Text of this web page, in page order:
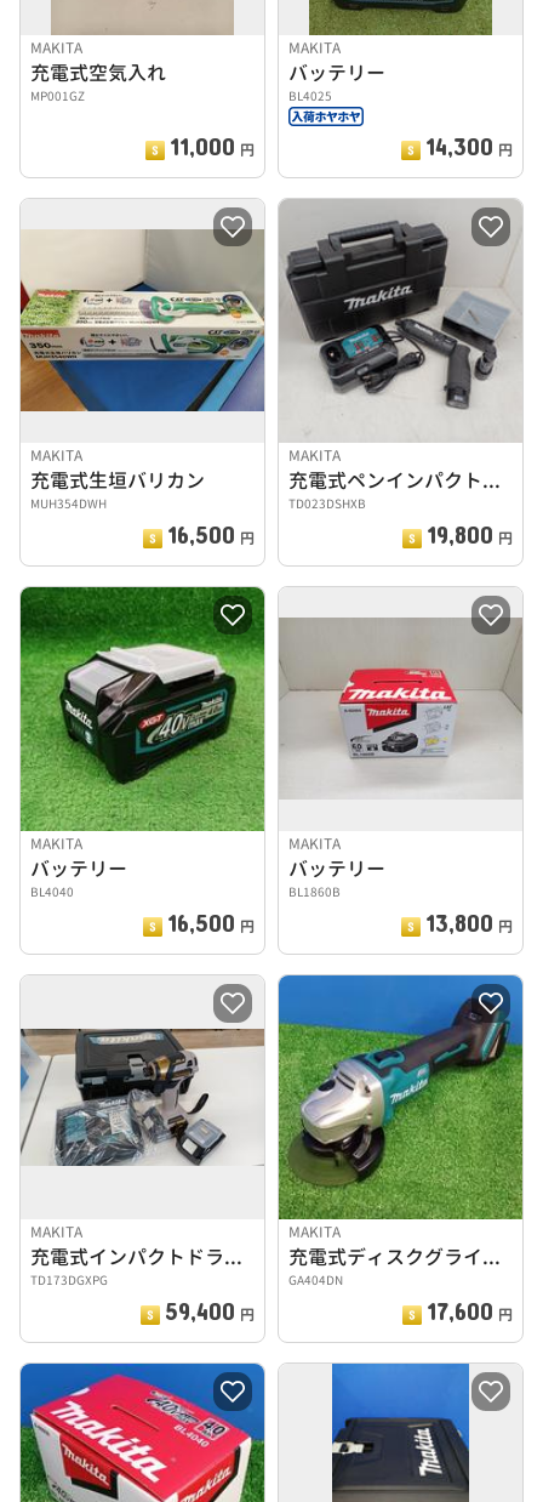
MAKITA
充電式空気入れ
MP001GZ
11,000 円
MAKITA
バッテリー
BL4025
14,300 円
MAKITA
充電式生垣バリカン
MUH354DWH
16,500 円
MAKITA
充電式ペンインパクトドライバ
TD023DSHXB
19,800 円
MAKITA
バッテリー
BL4040
16,500 円
MAKITA
バッテリー
BL1860B
13,800 円
MAKITA
充電式インパクトドライバセット
TD173DGXPG
59,400 円
MAKITA
充電式ディスクグラインダー
GA404DN
17,600 円